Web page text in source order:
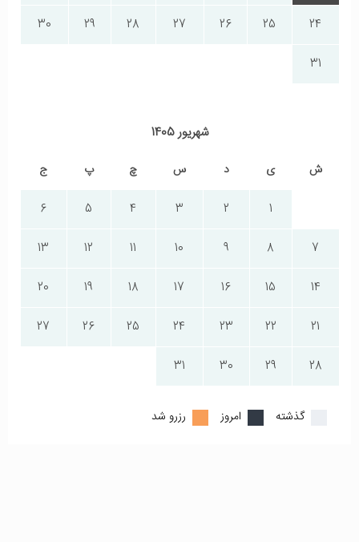
24
25
26
27
28
29
30
31
شهریور 1405
ش ی د س چ پ ج
1
2
3
4
5
6
7
8
9
10
11
12
13
14
15
16
17
18
19
20
21
22
23
24
25
26
27
28
29
30
31
گذشته امروز رزرو شد